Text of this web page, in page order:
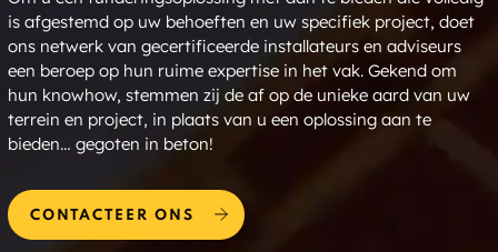
is afgestemd op uw behoeften en uw specifiek project, doet
ons netwerk van gecertificeerde installateurs en adviseurs
een beroep op hun ruime expertise in het vak. Gekend om
hun knowhow, stemmen zij de af op de unieke aard van uw
terrein en project, in plaats van u een oplossing aan te
bieden… gegoten in beton!
CONTACTEER ONS